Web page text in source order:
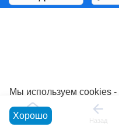
Главная Назад
Мы используем cookies -
Хорошо